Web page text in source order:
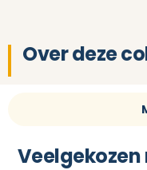
Over deze